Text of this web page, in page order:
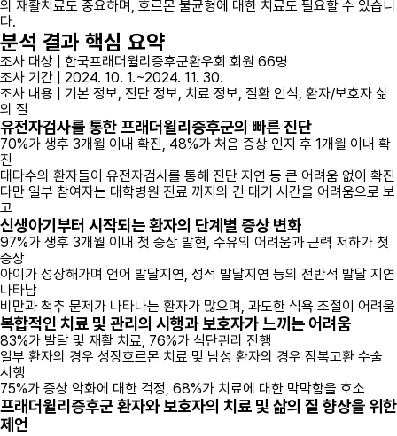
의 재활치료도 중요하며, 호르몬 불균형에 대한 치료도 필요할 수 있습니
다.
분석 결과 핵심 요약
조사 대상 | 한국프래더윌리증후군환우회 회원 66명
조사 기간 | 2024. 10. 1.~2024. 11. 30.
조사 내용 | 기본 정보, 진단 정보, 치료 정보, 질환 인식, 환자/보호자 삶
의 질
유전자검사를 통한 프래더윌리증후군의 빠른 진단
70%가 생후 3개월 이내 확진, 48%가 처음 증상 인지 후 1개월 이내 확
진
대다수의 환자들이 유전자검사를 통해 진단 지연 등 큰 어려움 없이 확진
다만 일부 참여자는 대학병원 진료 까지의 긴 대기 시간을 어려움으로 보
고
신생아기부터 시작되는 환자의 단계별 증상 변화
97%가 생후 3개월 이내 첫 증상 발현, 수유의 어려움과 근력 저하가 첫
증상
아이가 성장해가며 언어 발달지연, 성적 발달지연 등의 전반적 발달 지연
나타남
비만과 척추 문제가 나타나는 환자가 많으며, 과도한 식욕 조절이 어려움
복합적인 치료 및 관리의 시행과 보호자가 느끼는 어려움
83%가 발달 및 재활 치료, 76%가 식단관리 진행
일부 환자의 경우 성장호르몬 치료 및 남성 환자의 경우 잠복고환 수술
시행
75%가 증상 악화에 대한 걱정, 68%가 치료에 대한 막막함을 호소
프래더윌리증후군 환자와 보호자의 치료 및 삶의 질 향상을 위한
제언